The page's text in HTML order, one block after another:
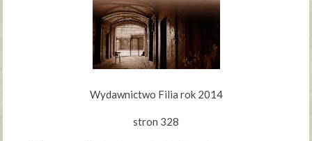
Wydawnictwo Filia rok 2014
stron 328